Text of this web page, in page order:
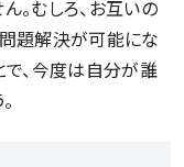
。むしろ、お互いの
題解決が可能にな
で、今度は自分が誰